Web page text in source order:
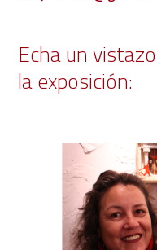
Echa un
la exposición: